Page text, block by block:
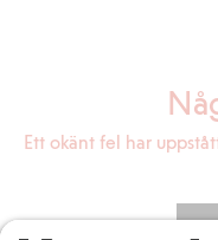
Ett okänt fel har